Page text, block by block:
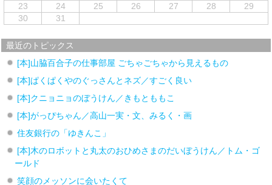
23
24 25 26 27 28
29
30
31
最近のトピックス
[本]山脇百合子の仕事部屋 ごちゃごちゃから見えるもの
[本]ぱくぱくやのぐっさんとネズ／すごく良い
[本]クニョニョのぼうけん／きもとももこ
[本]がっぴちゃん／高山一実・文、みるく・画
住友銀行の「ゆきんこ」
[本]木のロボットと丸太のおひめさまのだいぼうけん／トム・ゴ
ールド
笑顔のメッソンに会いたくて